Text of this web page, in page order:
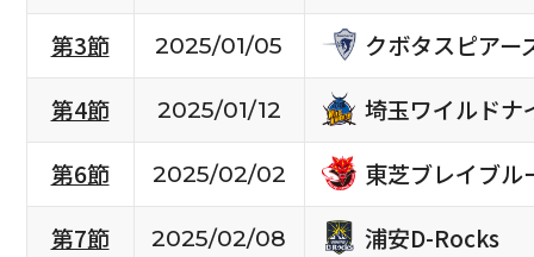
第3節
2025/01/05
クボタスピアー
第4節
2025/01/12
埼玉ワイルドナ
第6節
2025/02/02
東芝ブレイブル
第7節
2025/02/08
浦安D-Rocks